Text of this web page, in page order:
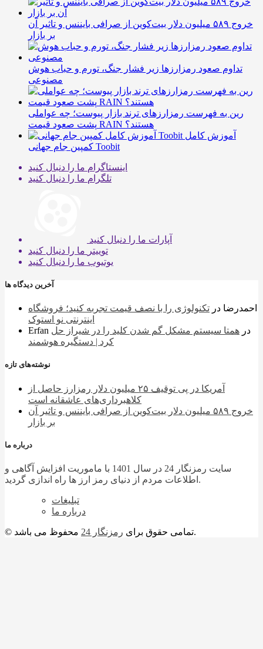
خروج ۵۸۹ میلیون دلار بیت‌کوین از صرافی بایننس و تاثیر آن
بر بازار
تداوم صعود رمزارزها زیر فشار جنگ، تورم و حباب هوش
مصنوعی
رین به فهرست رمزارزهای ترند بازار پیوست؛ چه عواملی
پشت صعود قیمت RAIN هستند؟
آموزش کامل
کمپین جام جهانی Toobit
اینستاگرام ما را دنبال کنید
تلگرام ما را دنبال کنید
آپارات ما را دنبال کنید
توییتر ما را دنبال کنید
یوتیوب ما را دنبال کنید
آخرین دیدگاه ها
احمدرضا در تکنولوژی را با نصف قیمت تجربه کنید؛ فروشگاه
اینترنتی نو استوک
Erfan
در همتا سیستم مشکل گم شدن کلید را در شیراز حل
کرد | دستگیره هوشمند
نوشته‌های تازه
آمریکا در پی توقیف ۲۵ میلیون دلار رمزارز حاصل از
کلاهبرداری‌های عاشقانه است
خروج ۵۸۹ میلیون دلار بیت‌کوین از صرافی بایننس و تاثیر آن
بر بازار
درباره ما
سایت رمزنگار 24 در سال 1401 با ماموریت افزایش آگاهی و
اطلاعات مردم از دنیای رمز ارز ها راه اندازی گردید.
تبلیغات
درباره ما
© تمامی حقوق برای رمزنگار 24 محفوظ می باشد.